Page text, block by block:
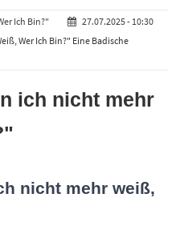
Ich Bin?"
27.07.2025 - 10:30
Wer Ich Bin?" Eine Badische
ich nicht mehr
nicht mehr weiß,